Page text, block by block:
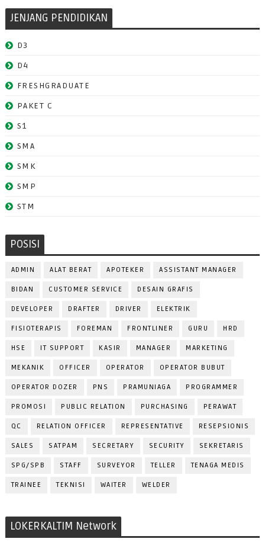
JENJANG PENDIDIKAN
D3
D4
FRESHGRADUATE
PAKET C
S1
SMA
SMK
SMP
STM
POSISI
ADMIN ALAT BERAT APOTEKER ASSISTANT MANAGER
BIDAN CUSTOMER SERVICE DESAIN GRAFIS
DEVELOPER DRAFTER DRIVER ELEKTRIK
FISIOTERAPIS FOREMAN FRONTLINER GURU HRD
HSE IT SUPPORT KASIR MANAGER MARKETING
MEKANIK OFFICER OPERATOR OPERATOR BUBUT
OPERATOR DOZER PNS PRAMUNIAGA PROGRAMMER
PROMOSI PUBLIC RELATION PURCHASING PERAWAT
QC RELATION OFFICER REPRESENTATIVE RESEPSIONIS
SALES SATPAM SECRETARY SECURITY SEKRETARIS
SPG/SPB STAFF SURVEYOR TELLER TENAGA MEDIS
TRAINEE TEKNISI WAITER WELDER
LOKERKALTIM Network